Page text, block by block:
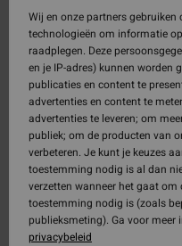
Wij en onze partners
technologieën om informatie
raadplegen. Deze
en je IP-adres) kunnen worden
publicaties en content te
advertenties en content te
advertenties te leveren; om
publiek; om de producten van
verbeteren. Je kunt je keuzes
toestemming nodig is al dan
verzetten wanneer het gaat om
toestemming nodig is (zoals
publieksmeting). Ga voor
privacybeleid